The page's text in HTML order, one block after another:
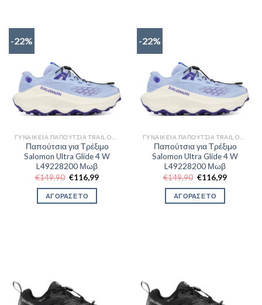
-22%
Παπούτσια για Τρέξιμο
Salomon Ultra Glide 4 W
L49228200 Μωβ
€149,90 Original
was:
€149,90.
€116,99Η
ΑΓΟΡΑΣΕ ΤΟ
-22%
Παπούτσια για Τρέξιμο
Salomon Ultra Glide 4 W
L49228200 Μωβ
€149,90 Original
was:
€149,90.
€116,99Η
ΑΓΟΡΑΣΕ ΤΟ